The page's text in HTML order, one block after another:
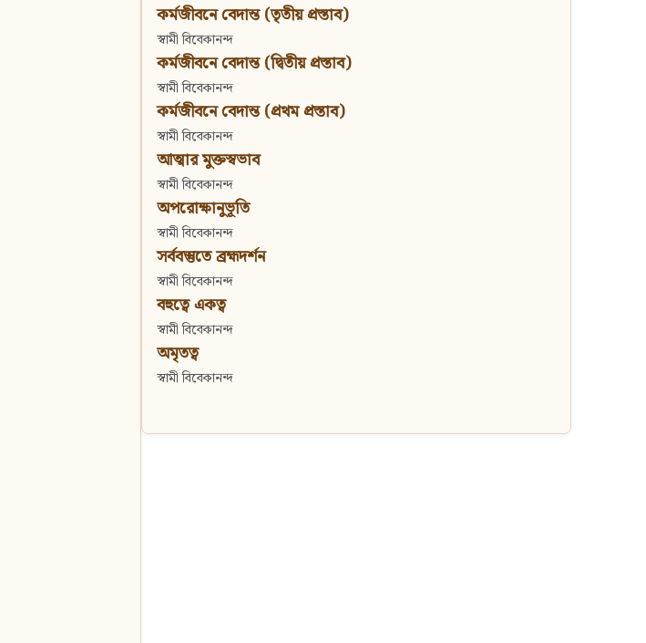
কর্মজীবনে বেদান্ত (তৃতীয় প্রস্তাব)
স্বামী বিবেকানন্দ
কর্মজীবনে বেদান্ত (দ্বিতীয় প্রস্তাব)
স্বামী বিবেকানন্দ
কর্মজীবনে বেদান্ত (প্রথম প্রস্তাব)
স্বামী বিবেকানন্দ
আত্মার মুক্তস্বভাব
স্বামী বিবেকানন্দ
অপরোক্ষানুভূতি
স্বামী বিবেকানন্দ
সর্ববস্তুতে ব্রহ্মদর্শন
স্বামী বিবেকানন্দ
বহুত্বে একত্ব
স্বামী বিবেকানন্দ
অমৃতত্ব
স্বামী বিবেকানন্দ